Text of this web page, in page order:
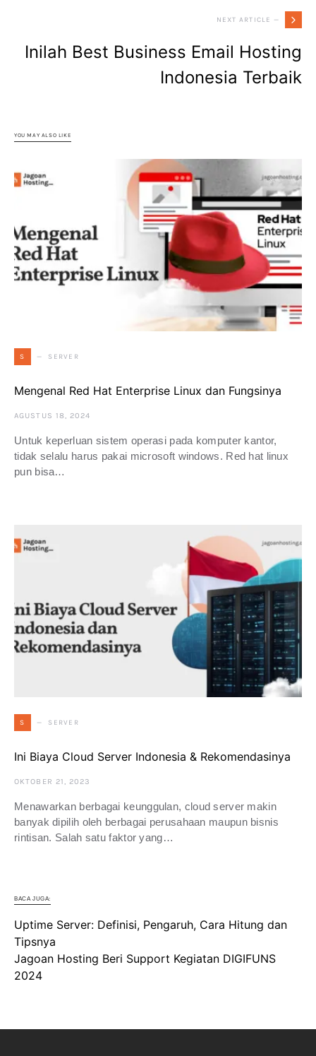
NEXT ARTICLE —
Inilah Best Business Email Hosting
Indonesia Terbaik
YOU MAY ALSO LIKE
S SERVER
Mengenal Red Hat Enterprise Linux dan Fungsinya
AGUSTUS 18, 2024
Untuk keperluan sistem operasi pada komputer kantor,
tidak selalu harus pakai microsoft windows. Red hat linux
pun bisa…
S SERVER
Ini Biaya Cloud Server Indonesia & Rekomendasinya
OKTOBER 21, 2023
Menawarkan berbagai keunggulan, cloud server makin
banyak dipilih oleh berbagai perusahaan maupun bisnis
rintisan. Salah satu faktor yang…
BACA JUGA:
Uptime Server: Definisi, Pengaruh, Cara Hitung dan
Tipsnya
Jagoan Hosting Beri Support Kegiatan DIGIFUNS
2024